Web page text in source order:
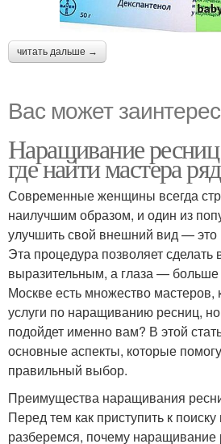
читать дальше →
Вас может
Наращивание
где найти мастера
Современные женщины всегда
наилучшим образом, и один из
улучшить свой внешний вид —
Эта процедура позволяет сделать
выразительным, а глаза — больше
Москве есть множество мастеров,
услуги по наращиванию ресниц, но
подойдет именно вам? В этой
основные аспекты, которые
правильный выбор.
Преимущества наращивания
Перед тем как приступить к
разберемся, почему наращивание